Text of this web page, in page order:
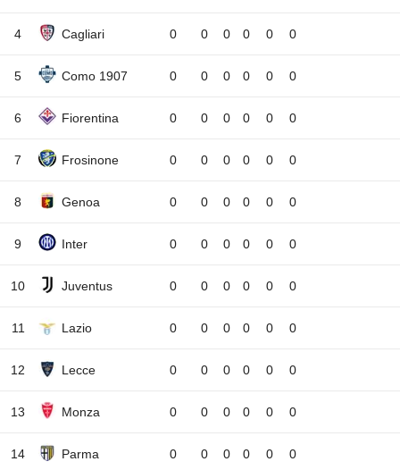
4 Cagliari 0 0 0 0 0 0
5 Como 1907 0 0 0 0 0 0
6 Fiorentina 0 0 0 0 0 0
7 Frosinone 0 0 0 0 0 0
8 Genoa 0 0 0 0 0 0
9 Inter 0 0 0 0 0 0
10 Juventus 0 0 0 0 0 0
11 Lazio 0 0 0 0 0 0
12 Lecce 0 0 0 0 0 0
13 Monza 0 0 0 0 0 0
14 Parma 0 0 0 0 0 0